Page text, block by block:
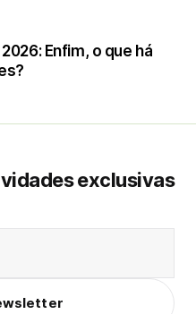
Enfim, o que há
exclusivas